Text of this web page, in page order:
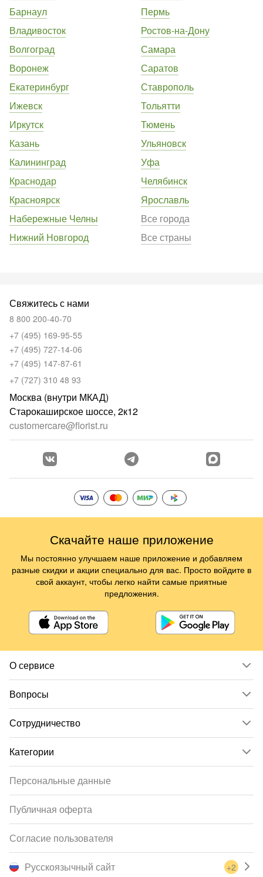
Барнаул
Владивосток
Волгоград
Воронеж
Екатеринбург
Ижевск
Иркутск
Казань
Калининград
Краснодар
Красноярск
Набережные Челны
Нижний Новгород
Пермь
Ростов-на-Дону
Самара
Саратов
Ставрополь
Тольятти
Тюмень
Ульяновск
Уфа
Челябинск
Ярославль
Все города
Все страны
О сервисе
Вопросы
Сотрудничество
Категории
Свяжитесь с нами
8 800 200-40-70
+7 (495) 169-95-55
+7 (495) 727-14-06
+7 (495) 147-87-61
+7 (727) 310 48 93
Москва (внутри МКАД)
Старокаширское шоссе, 2к12
customercare@florist.ru
Русскоязычный сайт +2
Персональные данные
Публичная оферта
Согласие пользователя
Скачайте наше приложение
Мы постоянно улучшаем наше приложение и добавляем
разные скидки и акции специально для вас. Просто войдите в
свой аккаунт, чтобы легко найти самые приятные
предложения.